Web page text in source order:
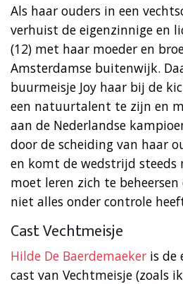
Als haar ouders in een
verhuist de eigenzinnige en
(12) met haar moeder en
Amsterdamse buitenwijk.
buurmeisje Joy haar bij de
een natuurtalent te zijn en
aan de Nederlandse
door de scheiding van haar
en komt de wedstrijd steeds
moet leren zich te
niet alles onder controle
Cast Vechtmeisje
Hilde De Baerdemaeker is de
cast van Vechtmeisje (zoals